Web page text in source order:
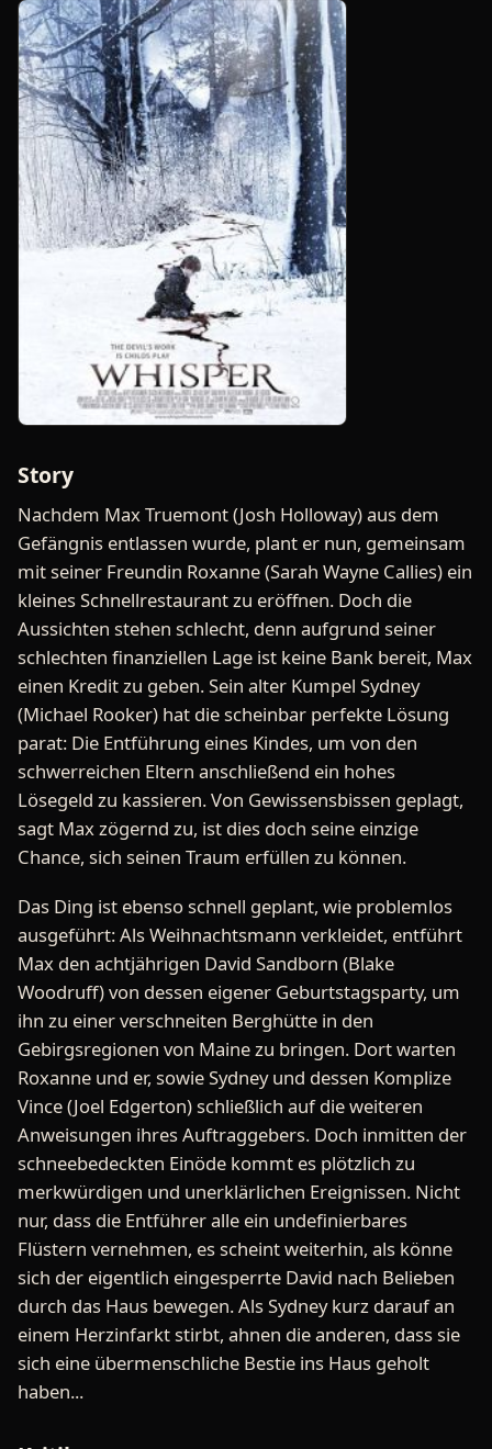
Story
Nachdem Max Truemont (Josh Holloway) aus dem
Gefängnis entlassen wurde, plant er nun, gemeinsam
mit seiner Freundin Roxanne (Sarah Wayne Callies) ein
kleines Schnellrestaurant zu eröffnen. Doch die
Aussichten stehen schlecht, denn aufgrund seiner
schlechten finanziellen Lage ist keine Bank bereit, Max
einen Kredit zu geben. Sein alter Kumpel Sydney
(Michael Rooker) hat die scheinbar perfekte Lösung
parat: Die Entführung eines Kindes, um von den
schwerreichen Eltern anschließend ein hohes
Lösegeld zu kassieren. Von Gewissensbissen geplagt,
sagt Max zögernd zu, ist dies doch seine einzige
Chance, sich seinen Traum erfüllen zu können.
Das Ding ist ebenso schnell geplant, wie problemlos
ausgeführt: Als Weihnachtsmann verkleidet, entführt
Max den achtjährigen David Sandborn (Blake
Woodruff) von dessen eigener Geburtstagsparty, um
ihn zu einer verschneiten Berghütte in den
Gebirgsregionen von Maine zu bringen. Dort warten
Roxanne und er, sowie Sydney und dessen Komplize
Vince (Joel Edgerton) schließlich auf die weiteren
Anweisungen ihres Auftraggebers. Doch inmitten der
schneebedeckten Einöde kommt es plötzlich zu
merkwürdigen und unerklärlichen Ereignissen. Nicht
nur, dass die Entführer alle ein undefinierbares
Flüstern vernehmen, es scheint weiterhin, als könne
sich der eigentlich eingesperrte David nach Belieben
durch das Haus bewegen. Als Sydney kurz darauf an
einem Herzinfarkt stirbt, ahnen die anderen, dass sie
sich eine übermenschliche Bestie ins Haus geholt
haben...